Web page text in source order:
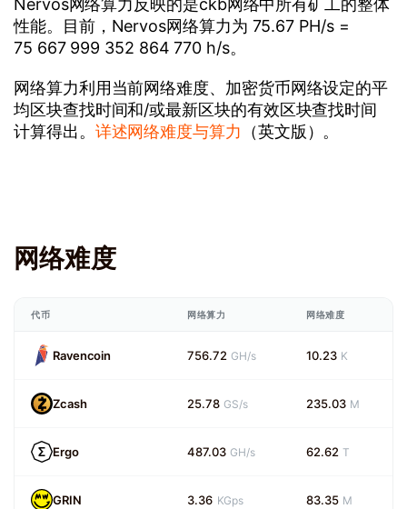
Nervos网络算力反映的是ckb网络中所有矿工的整体
性能。目前，Nervos网络算力为 75.67 PH/s =
75 667 999 352 864 770 h/s。
网络算力利用当前网络难度、加密货币网络设定的平
均区块查找时间和/或最新区块的有效区块查找时间
计算得出。 详述网络难度与算力 （英文版）。
网络难度
代币 网络算力 网络难度
Ravencoin 756.72 GH/s 10.23 K
Zcash 25.78 GS/s 235.03 M
Ergo 487.03 GH/s 62.62 T
GRIN 3.36 KGps 83.35 M